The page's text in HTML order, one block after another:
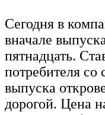
Сегодня в
вначале
пятнадцать.
потребителя со
выпуска
дорогой. Цена